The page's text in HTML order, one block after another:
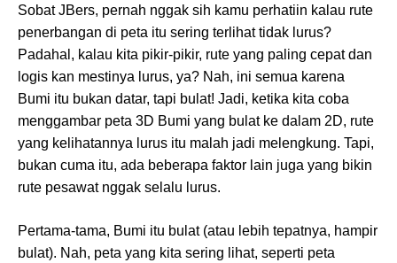
Sobat JBers, pernah nggak sih kamu perhatiin kalau rute
penerbangan di peta itu sering terlihat tidak lurus?
Padahal, kalau kita pikir-pikir, rute yang paling cepat dan
logis kan mestinya lurus, ya? Nah, ini semua karena
Bumi itu bukan datar, tapi bulat! Jadi, ketika kita coba
menggambar peta 3D Bumi yang bulat ke dalam 2D, rute
yang kelihatannya lurus itu malah jadi melengkung. Tapi,
bukan cuma itu, ada beberapa faktor lain juga yang bikin
rute pesawat nggak selalu lurus.
Pertama-tama, Bumi itu bulat (atau lebih tepatnya, hampir
bulat). Nah, peta yang kita sering lihat, seperti peta